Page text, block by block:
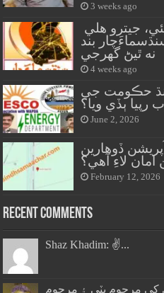
3 weeks ago
بند
نه ٿيڻ گهرجي
4 weeks ago
حڪومت جي
June 2, 2026
ڏوهارين
لاءِ آهي؟
February 12, 2026
Recent Comments
Shaz Khadim: ✌️...
کي مرحوم ڀٽي ۽ مرحوم